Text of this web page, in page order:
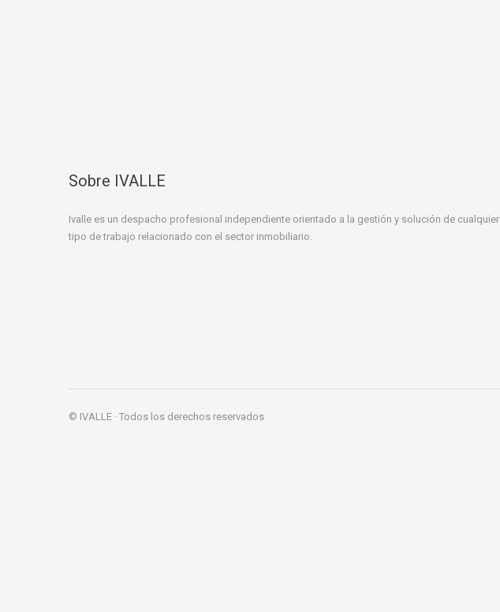
Sobre IVALLE
Ivalle es un despacho profesional independiente orientado a la gestión y solución de cualquier
tipo de trabajo relacionado con el sector inmobiliario.
© IVALLE · Todos los derechos reservados